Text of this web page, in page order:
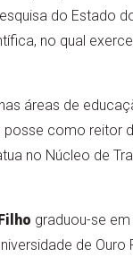
do Estado
no qual
áreas de
como reitor
no Núcleo de
graduou-se em
de